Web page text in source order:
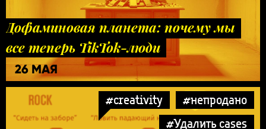
Дофаминовая планета: почему мы
все теперь TikTok-люди
26 МАЯ
#creativity
#непродано
#Удалить cases